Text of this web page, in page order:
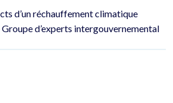
d’un réchauffement climatique
Groupe d’experts intergouvernemental